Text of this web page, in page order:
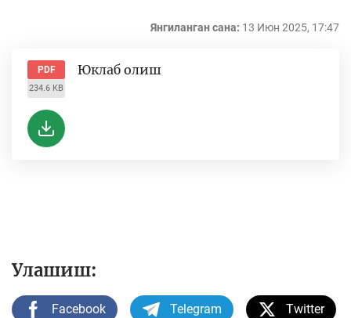
Янгиланган сана: 13 Июн 2025, 17:47
PDF
234.6 KB
Юклаб олиш
Улашиш:
Facebook Telegram Twitter